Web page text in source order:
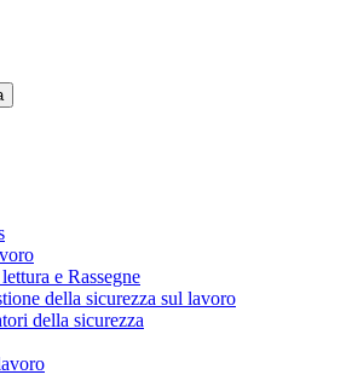
e Rassegne
della sicurezza sul lavoro
della sicurezza